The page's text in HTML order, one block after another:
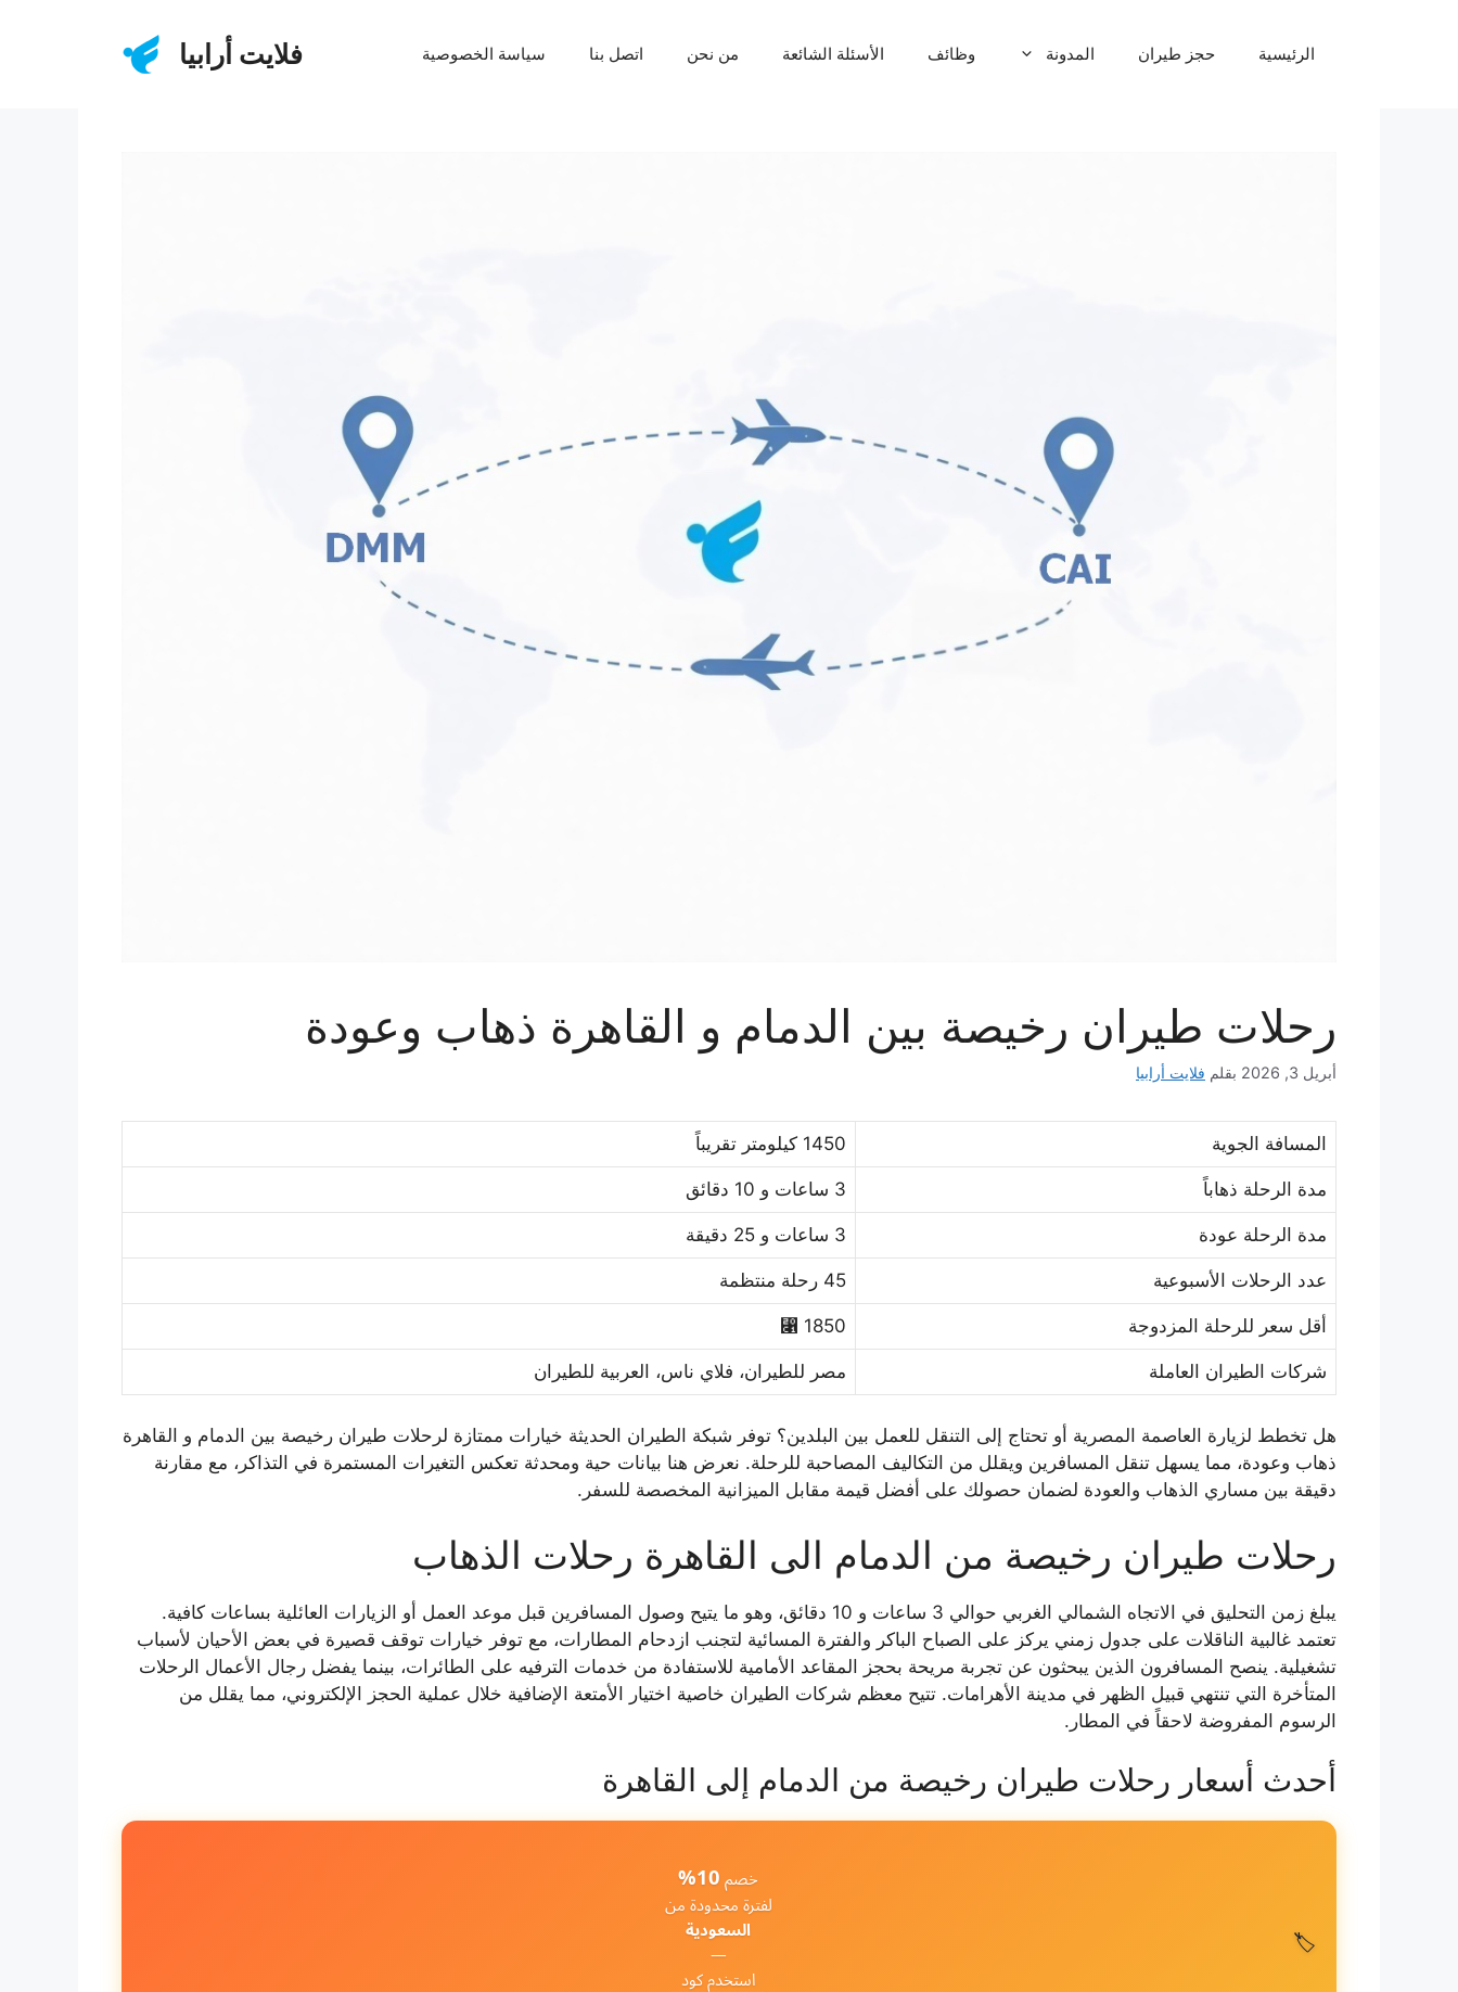
فلايت أرابيا الرئيسية حجز طيران المدونة وظائف الأسئلة الشائعة من نحن اتصل بنا سياسة الخصوصية
رحلات طيران رخيصة بين الدمام و القاهرة ذهاب وعودة
أبريل 3, 2026 بقلم فلايت أرابيا
المسافة الجوية 1450 كيلومتر تقريباً
مدة الرحلة ذهاباً 3 ساعات و 10 دقائق
مدة الرحلة عودة 3 ساعات و 25 دقيقة
عدد الرحلات الأسبوعية 45 رحلة منتظمة
أقل سعر للرحلة المزدوجة 1850 ⃁
شركات الطيران العاملة مصر للطيران، فلاي ناس، العربية للطيران
هل تخطط لزيارة العاصمة المصرية أو تحتاج إلى التنقل للعمل بين البلدين؟ توفر شبكة الطيران الحديثة خيارات ممتازة لرحلات طيران رخيصة بين الدمام و القاهرة
ذهاب وعودة، مما يسهل تنقل المسافرين ويقلل من التكاليف المصاحبة للرحلة. نعرض هنا بيانات حية ومحدثة تعكس التغيرات المستمرة في التذاكر، مع مقارنة
دقيقة بين مساري الذهاب والعودة لضمان حصولك على أفضل قيمة مقابل الميزانية المخصصة للسفر.
رحلات طيران رخيصة من الدمام الى القاهرة رحلات الذهاب
يبلغ زمن التحليق في الاتجاه الشمالي الغربي حوالي 3 ساعات و 10 دقائق، وهو ما يتيح وصول المسافرين قبل موعد العمل أو الزيارات العائلية بساعات كافية.
تعتمد غالبية الناقلات على جدول زمني يركز على الصباح الباكر والفترة المسائية لتجنب ازدحام المطارات، مع توفر خيارات توقف قصيرة في بعض الأحيان لأسباب
تشغيلية. ينصح المسافرون الذين يبحثون عن تجربة مريحة بحجز المقاعد الأمامية للاستفادة من خدمات الترفيه على الطائرات، بينما يفضل رجال الأعمال الرحلات
المتأخرة التي تنتهي قبيل الظهر في مدينة الأهرامات. تتيح معظم شركات الطيران خاصية اختيار الأمتعة الإضافية خلال عملية الحجز الإلكتروني، مما يقلل من
الرسوم المفروضة لاحقاً في المطار.
أحدث أسعار رحلات طيران رخيصة من الدمام إلى القاهرة
🏷️
خصم 10%
لفترة محدودة من
السعودية
—
استخدم كود